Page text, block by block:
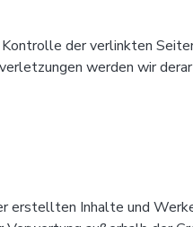
der verlinkten
werden wir
erstellten Inhalte und